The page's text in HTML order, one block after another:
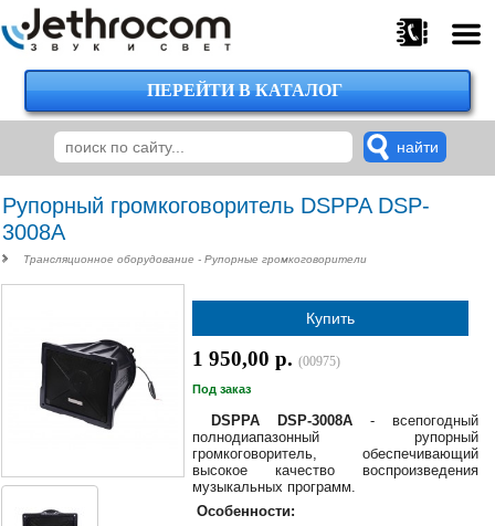
375
224-
00-
00
29
38-
375
29
ПЕРЕЙТИ В КАТАЛОГ
Рупорный громкоговоритель DSPPA DSP-
3008A
Трансляционное оборудование - Рупорные громкоговорители
Купить
1 950,00 р.(00975)
Под заказ
DSPPA DSP-3008A- всепогодный
полнодиапазонный рупорный
громкоговоритель, обеспечивающий
высокое качество воспроизведения
музыкальных программ.
Особенности: